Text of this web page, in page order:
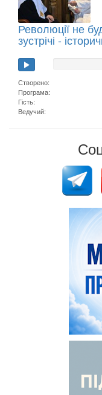
Революції не
зустрічі -
Створено:
Програма:
Гість:
Ведучий: